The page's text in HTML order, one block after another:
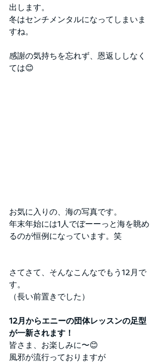
出します。
冬はセンチメンタルになってしまいま
すね。
感謝の気持ちを忘れず、恩返ししなく
ては😊
お気に入りの、海の写真です。
年末年始には1人でぼーーっと海を眺め
るのが恒例になっています。笑
さてさて、そんなこんなでもう12月で
す。
（長い前置きでした）
12月からエニーの団体レッスンの足型
が一新されます！
皆さま、お楽しみに〜😊
風邪が流行っておりますが